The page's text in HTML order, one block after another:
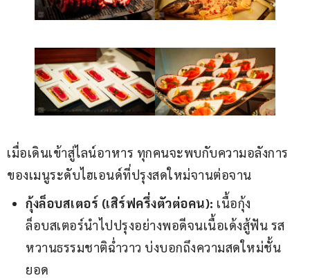
เมื่อเดินเข้าสู่ไลน์อาหาร ทุกคนจะพบกับความอลังการ
ของเมนูระดับไฮเอนด์ที่ปรุงสดใหม่จานต่อจาน
กุ้งล็อบสเตอร์ (เสิร์ฟครึ่งตัวต่อคน): เนื้อกุ้ง
ล็อบสเตอร์นำไปปรุงอย่างพอดีจนเนื้อเด้งสู้ฟัน รส
หวานธรรมชาติฉ่ำวาว บ่งบอกถึงความสดใหม่ชั้น
ยอด